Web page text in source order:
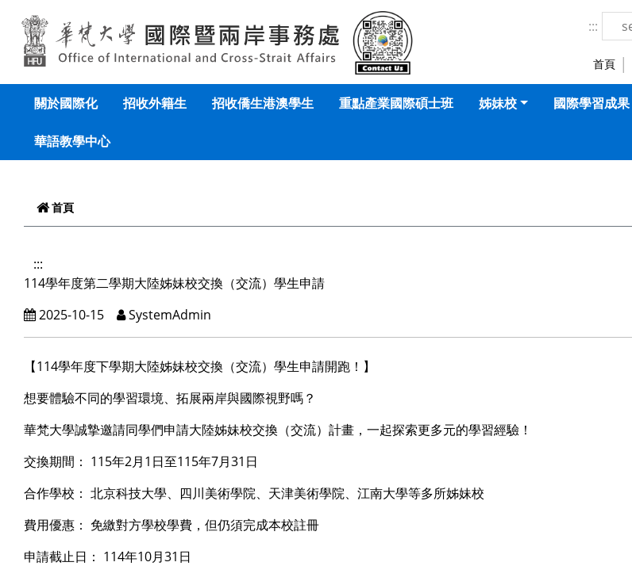
華梵大學-國際暨兩岸事務處 LOGO :::
首頁
關於國際化 招收外籍生 招收僑生港澳學生 重點產業國際碩士班 姊妹校 國際學習成果
華語教學中心
首頁
:::
114學年度第二學期大陸姊妹校交換（交流）學生申請
2025-10-15
SystemAdmin
【114學年度下學期大陸姊妹校交換（交流）學生申請開跑！】
想要體驗不同的學習環境、拓展兩岸與國際視野嗎？
華梵大學誠摯邀請同學們申請大陸姊妹校交換（交流）計畫，一起探索更多元的學習經驗！
交換期間： 115年2月1日至115年7月31日
合作學校： 北京科技大學、四川美術學院、天津美術學院、江南大學等多所姊妹校
費用優惠： 免繳對方學校學費，但仍須完成本校註冊
申請截止日： 114年10月31日